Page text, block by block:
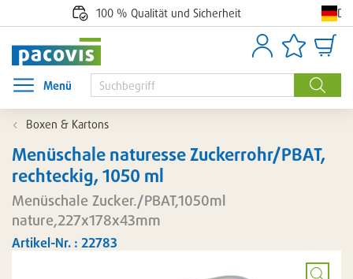
100 % Qualität und Sicherheit
Suche
AnmeldenArtikellisten
Menü
Menü öffnen
Boxen & Kartons
Menüschale naturesse Zuckerrohr/PBAT,
rechteckig, 1050 ml
Menüschale Zucker./PBAT,1050ml
nature,227x178x43mm
Artikel-Nr. : 22783